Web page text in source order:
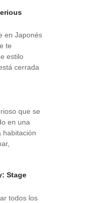
en Japonés
te
estilo
cerrada
que se
en una
habitación
Stage
todos los